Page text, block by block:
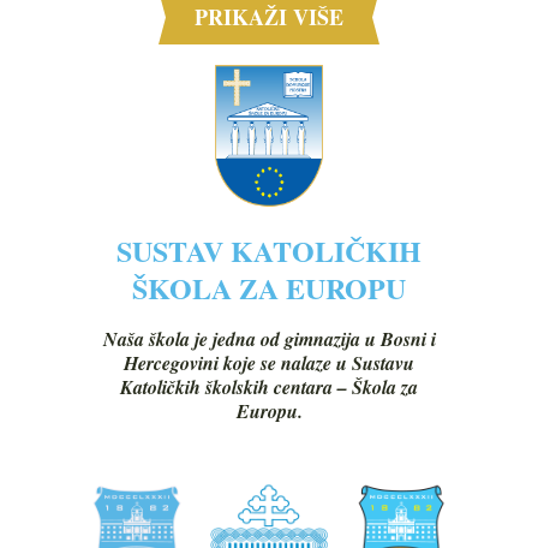
PRIKAŽI VIŠE
SUSTAV KATOLIČKIH
ŠKOLA ZA EUROPU
Naša škola je jedna od gimnazija u Bosni i
Hercegovini koje se nalaze u Sustavu
Katoličkih školskih centara – Škola za
Europu.